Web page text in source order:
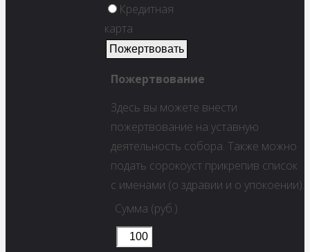
Кредитная
карта
Пожертвование
Здесь вы можете внести
пожертвование на уставную
деятельность собора. Также можно
подать сорокоуст прикрепив список
с именами (о здравии и о упокоении).
Сумма (руб.)